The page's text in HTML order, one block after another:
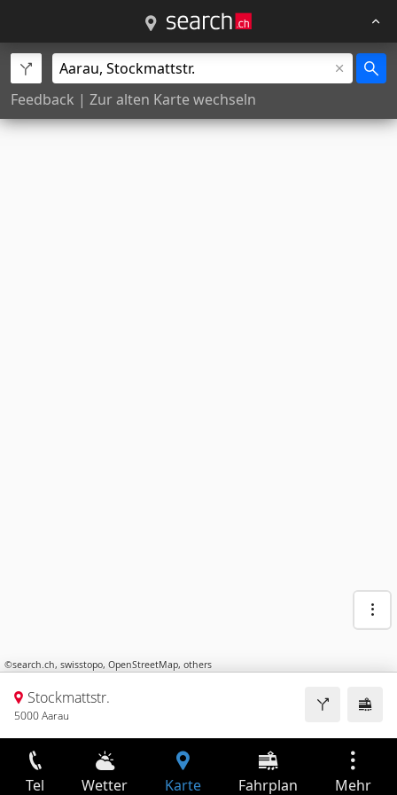
Feedback | Zur alten Karte wechseln
©search.ch, swisstopo, OpenStreetMap, others
Stockmattstr.
5000 Aarau
Tel Wetter Karte Fahrplan Mehr